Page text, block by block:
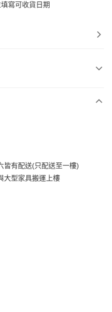
寫可收貨日期
彰化商業銀行
台北富邦商業銀行
彰化商業銀行
用戶可立即使用無須另外申請。
成立後會自動跳轉到大哥付的交易
皆有配送(只配送至一樓)
大型家具搬運上樓